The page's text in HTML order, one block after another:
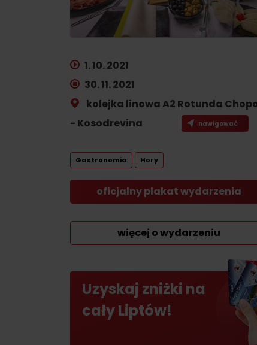
Planowanie dla firm
Zaplanuj wakacje
Planowanie wakacji
Zarezerwuj pokoje
Kemping
Ze zwierzętami
Letnie sporty
Kolarstwo
Wspinaczka
Nordic walking
Jeśli burczy ci w żołądku
Restauracje
1. 10. 2021
30. 11. 2021
kolejka linowa A2 Rotunda
- Kosodrevina
nawigować
Hory
Gastronomia
oficjalny plakat wydarzenia
więcej o wydarzeniu
Uzyskaj zniżki na
cały Liptów!